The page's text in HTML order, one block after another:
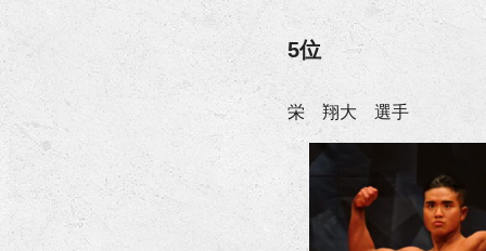
5位
栄 翔大 選手